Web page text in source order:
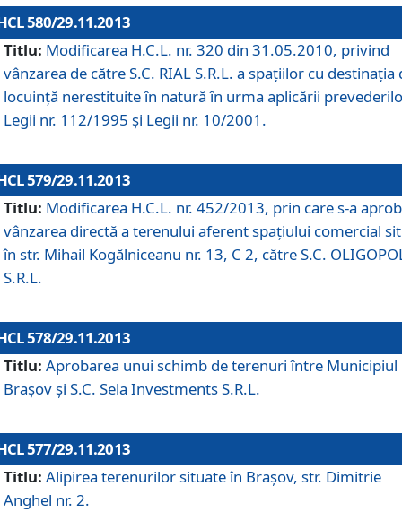
580/29.11.2013
Titlu: Modificarea H.C.L. nr. 320 din 31.05.2010, privind
vânzarea de către S.C. RIAL S.R.L. a spaţiilor cu destinaţia
locuinţă nerestituite în natură în urma aplicării
Legii nr. 112/1995 şi Legii nr. 10/2001.
579/29.11.2013
Titlu: Modificarea H.C.L. nr. 452/2013, prin care s-a
vânzarea directă a terenului aferent spaţiului comercial
în str. Mihail Kogălniceanu nr. 13, C 2, către S.C.
S.R.L.
578/29.11.2013
Titlu: Aprobarea unui schimb de terenuri între Municipiul
Braşov şi S.C. Sela Investments S.R.L.
577/29.11.2013
Titlu: Alipirea terenurilor situate în Braşov, str. Dimitrie
Anghel nr. 2.